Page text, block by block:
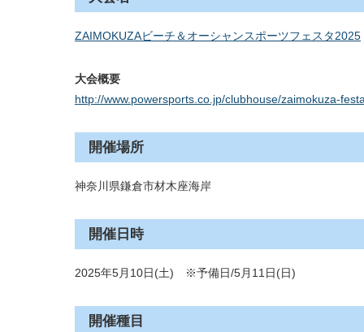
ZAIMOKUZAビーチ＆オーシャンスポーツフェスタ2025
大会概要
http://www.powersports.co.jp/clubhouse/zaimokuza-
開催場所
神奈川県鎌倉市材木座海岸
開催日時
2025年5月10日(土) ※予備日/5月11日(日)
開催種目